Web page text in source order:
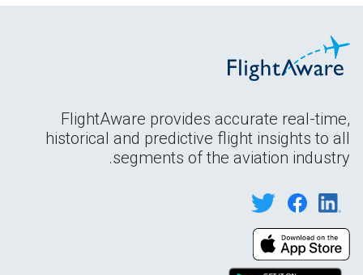
FlightAware provides accurate real-time,
historical and predictive flight insights to all
segments of the aviation industry.